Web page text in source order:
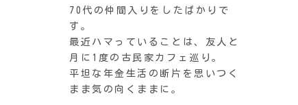
70代の仲間入りをしたばかりで
す。
最近ハマっていることは、友人と
月に1度の古民家カフェ巡り。
平坦な年金生活の断片を思いつく
まま気の向くままに。